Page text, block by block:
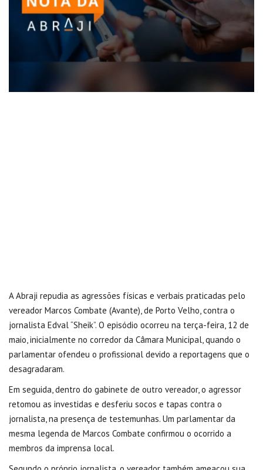
A Abraji repudia as agressões físicas e verbais praticadas pelo
vereador Marcos Combate (Avante), de Porto Velho, contra o
jornalista Edval “Sheik”. O episódio ocorreu na terça-feira, 12 de
maio, inicialmente no corredor da Câmara Municipal, quando o
parlamentar ofendeu o profissional devido a reportagens que o
desagradaram.
Em seguida, dentro do gabinete de outro vereador, o agressor
retomou as investidas e desferiu socos e tapas contra o
jornalista, na presença de testemunhas. Um parlamentar da
mesma legenda de Marcos Combate confirmou o ocorrido a
membros da imprensa local.